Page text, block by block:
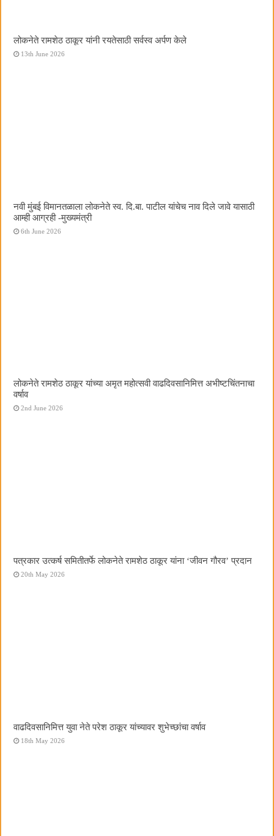
लोकनेते रामशेठ ठाकूर यांनी रयतेसाठी सर्वस्व अर्पण केले
13th June 2026
नवी मुंबई विमानतळाला लोकनेते स्व. दि.बा. पाटील यांचेच नाव दिले जावे यासाठी
आम्ही आग्रही -मुख्यमंत्री
6th June 2026
लोकनेते रामशेठ ठाकूर यांच्या अमृत महोत्सवी वाढदिवसानिमित्त अभीष्टचिंतनाचा
वर्षाव
2nd June 2026
पत्रकार उत्कर्ष समितीतर्फे लोकनेते रामशेठ ठाकूर यांना ‌‘जीवन गौरव‌’ प्रदान
20th May 2026
वाढदिवसानिमित्त युवा नेते परेश ठाकूर यांच्यावर शुभेच्छांचा वर्षाव
18th May 2026